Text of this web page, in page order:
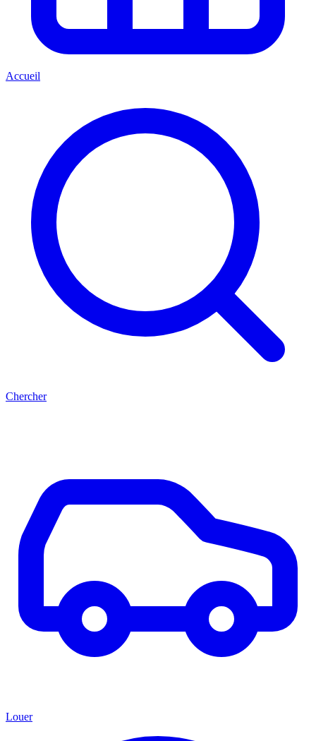
Accueil
Chercher
Louer